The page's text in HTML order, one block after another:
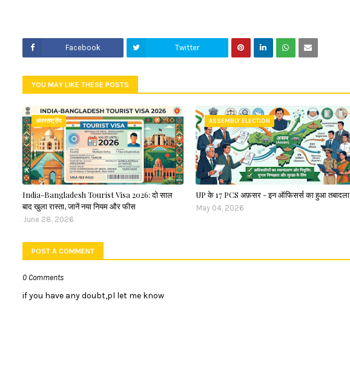
Facebook Twitter
YOU MAY LIKE THESE POSTS
अंतरराष्ट्रीय
India-Bangladesh Tourist Visa 2026: दो साल
बाद खुला रास्ता, जानें नया नियम और फीस
June 28, 2026
ASSEMBLY ELECTION
UP के 17 PCS अफ़सर - इन ऑफिसर्स का हुआ तबादला
May 04, 2026
POST A COMMENT
0 Comments
if you have any doubt,pl let me know